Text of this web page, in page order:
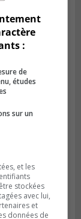
pour
:
de
études
sur un
et les
stockées
avec lui,
et
données de